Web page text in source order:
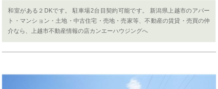
和室がある２DKです。 駐車場2台目契約可能です。 新潟県上越市のアパー
ト・マンション・土地・中古住宅・売地・売家等、不動産の賃貸・売買の仲
介なら、上越市不動産情報の店カンエーハウジングへ